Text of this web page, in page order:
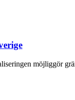
möjliggör